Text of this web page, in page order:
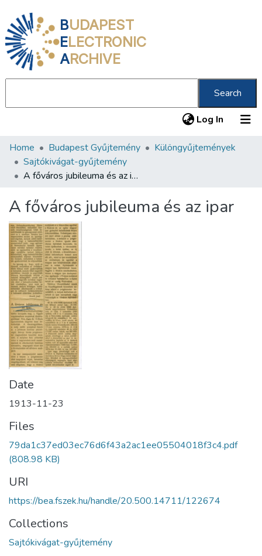
BUDAPEST
ELECTRONIC
ARCHIVE
Search
Log In (current)
Communities & Collections
All of DSpace
About us
Home Budapest Gyűjtemény
Különgyűjtemények
Sajtókivágat-gyűjtemény
A főváros jubileuma és az ipar
A főváros jubileuma és az ipar
Date
1913-11-23
Files
79da1c37ed03ec76d6f43a2ac1ee05504018f3c4.pdf
(808.98 KB)
URI
https://bea.fszek.hu/handle/20.500.14711/122674
Collections
Sajtókivágat-gyűjtemény